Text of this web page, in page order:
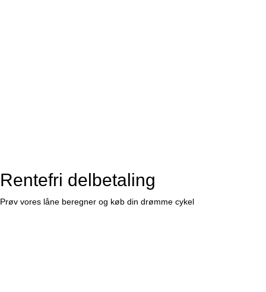
Rentefri delbetaling
Prøv vores låne beregner og køb din drømme cykel